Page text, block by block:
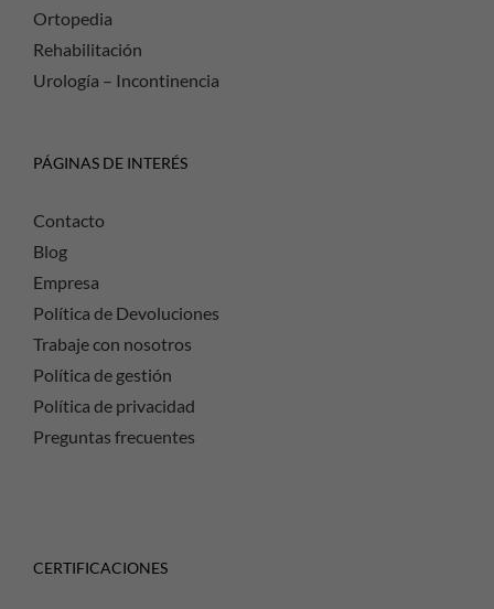
Ortopedia
Rehabilitación
Urología – Incontinencia
PÁGINAS DE INTERÉS
Contacto
Blog
Empresa
Política de Devoluciones
Trabaje con nosotros
Política de gestión
Política de privacidad
Preguntas frecuentes
CERTIFICACIONES